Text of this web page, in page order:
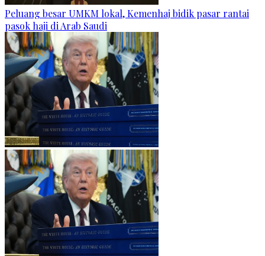
Peluang besar UMKM lokal, Kemenhaj bidik pasar rantai
pasok haji di Arab Saudi